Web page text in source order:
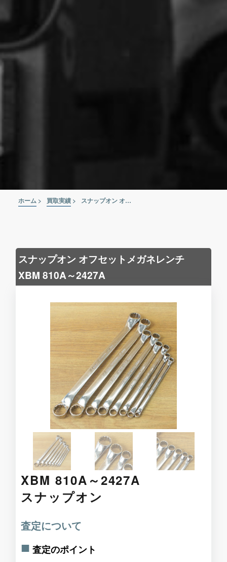
ホーム > 買取実績 > スナップオン オフセットメガネレンチ XBM 810A～2427A
スナップオン オフセットメガネレンチ
XBM 810A～2427A
XBM 810A～2427A
スナップオン
査定について
査定のポイント